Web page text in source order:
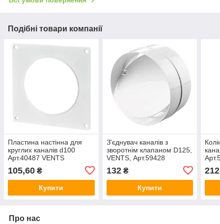
Подібні товари компанії
Пластина настінна для
круглих каналів d100
Арт.40487 VENTS
105,60 ₴
Купити
З'єднувач каналів з
зворотнім клапаном D125,
VENTS, Арт.59428
132₴
Купити
Про нас